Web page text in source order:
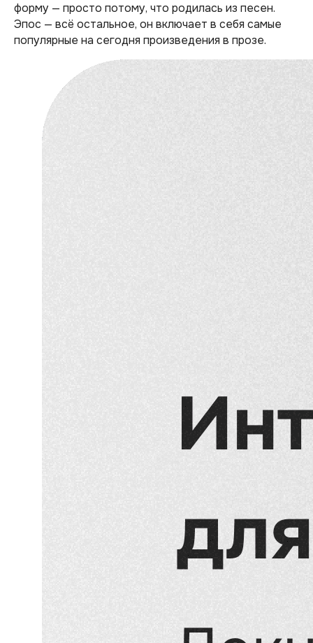
форму — просто потому, что родилась из песен.
Эпос — всё остальное, он включает в себя самые
популярные на сегодня произведения в прозе.